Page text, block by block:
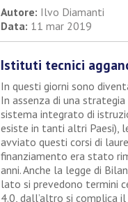
Autore: Ilvo Diamanti
Data: 11 mar 2019
Istituti tecnici
In questi giorni sono
In assenza di una
sistema integrato di
esiste in tanti altri Paesi),
avviato questi corsi di
finanziamento era stato
anni. Anche la legge di
lato si prevedono termini
4.0, dall’altro si complica